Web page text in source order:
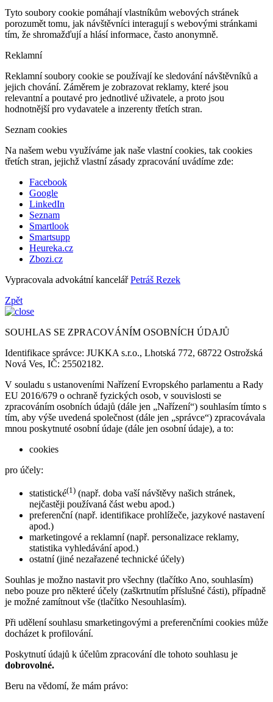
Tyto soubory cookie pomáhají vlastníkům webových stránek
porozumět tomu, jak návštěvníci interagují s webovými stránkami
tím, že shromažďují a hlásí informace, často anonymně.
Reklamní
Reklamní soubory cookie se používají ke sledování návštěvníků a
jejich chování. Záměrem je zobrazovat reklamy, které jsou
relevantní a poutavé pro jednotlivé uživatele, a proto jsou
hodnotnější pro vydavatele a inzerenty třetích stran.
Seznam cookies
Na našem webu využíváme jak naše vlastní cookies, tak cookies
třetích stran, jejichž vlastní zásady zpracování uvádíme zde:
Facebook
Google
LinkedIn
Seznam
Smartlook
Smartsupp
Heureka.cz
Zbozi.cz
Vypracovala advokátní kancelářPetráš Rezek
Zpět
SOUHLAS SE ZPRACOVÁNÍM OSOBNÍCH ÚDAJŮ
Identifikace správce: JUKKA s.r.o., Lhotská 772, 68722 Ostrožská
Nová Ves, IČ: 25502182.
V souladu s ustanoveními Nařízení Evropského parlamentu a Rady
EU 2016/679 o ochraně fyzických osob, v souvislosti se
zpracováním osobních údajů (dále jen „Nařízení“) souhlasím tímto s
tím, aby výše uvedená společnost (dále jen „správce“) zpracovávala
mnou poskytnuté osobní údaje (dále jen osobní údaje), a to:
cookies
pro účely:
statistické(1) (např. doba vaší návštěvy našich stránek,
nejčastěji používaná část webu apod.)
preferenční (např. identifikace prohlížeče, jazykové nastavení
apod.)
marketingové a reklamní (např. personalizace reklamy,
statistika vyhledávání apod.)
ostatní (jiné nezařazené technické účely)
Souhlas je možno nastavit pro všechny (tlačítko Ano, souhlasím)
nebo pouze pro některé účely (zaškrtnutím příslušné části), případně
je možné zamítnout vše (tlačítko Nesouhlasím).
Při udělení souhlasu smarketingovými a preferenčními cookies může
docházet k profilování.
Poskytnutí údajů k účelům zpracování dle tohoto souhlasu je
dobrovolné.
Beru na vědomí, že mám právo: